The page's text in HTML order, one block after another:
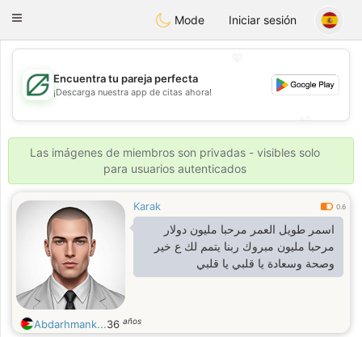
GulfDating
Toggle
Mode Iniciar sesión
💖
💕
Encuentra tu pareja perfecta
¡Descarga nuestra app de citas ahora!
Las imágenes de miembros son privadas - visibles solo
para usuarios autenticados
Karak 0.6
اسمر طويل العمر مرحبا مليون دولار
مرحبا مليون مبروك ربنا يتمم لك ع خير
وصحة وسعادة يا قلبي يا قلبي
Abdarhmank...36 años